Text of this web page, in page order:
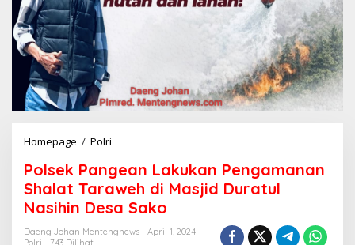
Homepage / Polri
l
s
e
k
P
a
Polsek Pangean Lakukan Pengamanan
Shalat Taraweh di Masjid Duratul
Nasihin Desa Sako
Daeng Johan Mentengnews
April 1, 2024
Polri
743 Dilihat